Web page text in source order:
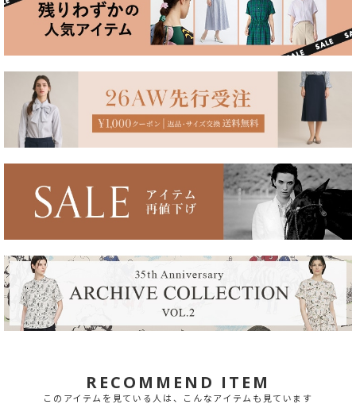
RECOMMEND ITEM
このアイテムを見ている人は、こんなアイテムも見ています